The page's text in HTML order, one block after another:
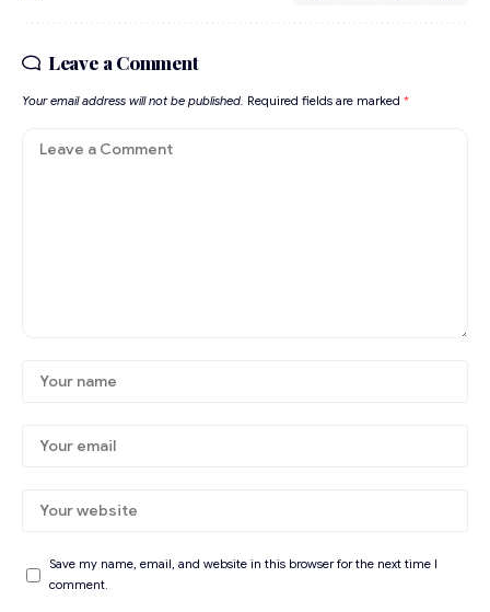
Leave a Comment
Your email address will not be published. Required fields are marked *
Save my name, email, and website in this browser for the next time I
comment.